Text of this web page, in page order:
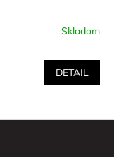
Skladom
DETAIL